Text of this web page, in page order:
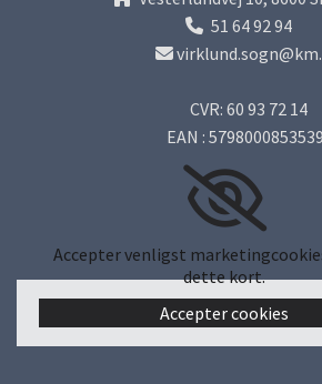
 51 64 92

CVR: 60 93 72 14
EAN : 5798000853539
Accepter venligst
dette kort.
Accepter cookies